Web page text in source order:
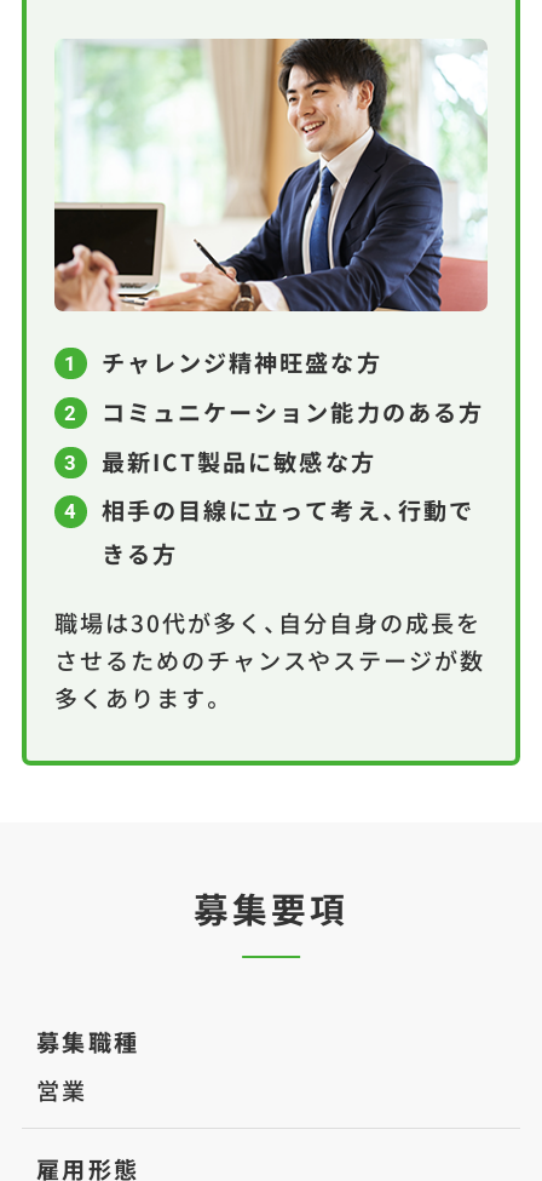
1 チャレンジ精神旺盛な方
2 コミュニケーション能力のある方
3 最新ICT製品に敏感な方
4
相手の目線に立って考え、行動で
きる方
職場は30代が多く、自分自身の成長を
させるためのチャンスやステージが数
多くあります。
募集要項
募集職種
営業
雇用形態